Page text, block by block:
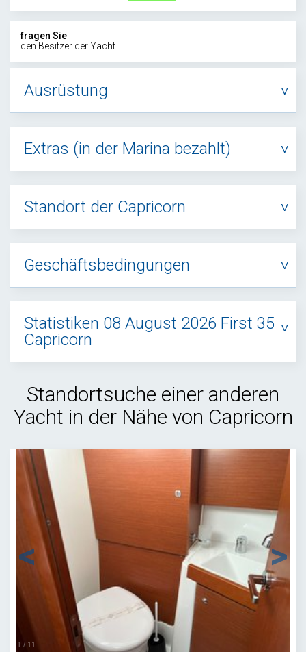
fragen Sie
den Besitzer der Yacht
Ausrüstung
Extras (in der Marina bezahlt)
Standort der Capricorn
Geschäftsbedingungen
Statistiken 08 August 2026 First 35
Capricorn
Standortsuche einer anderen
Yacht in der Nähe von Capricorn
1 / 11